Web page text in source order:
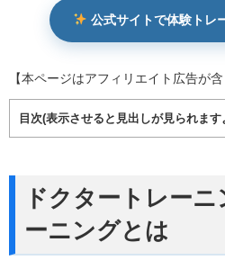
公式サイトで体験トレ
【本ページはアフィリエイト広告が含
目次(表示させると見出しが見られます
ドクタートレー
ーニングとは